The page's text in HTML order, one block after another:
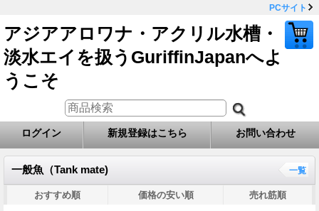
PCサイト
アジアアロワナ・アクリル水槽・
淡水エイを扱うGuriffinJapanへよ
うこそ
ログイン 新規登録はこちら お問い合わせ
一般魚（Tank mate) 一覧
おすすめ順 価格の安い順 売れ筋順